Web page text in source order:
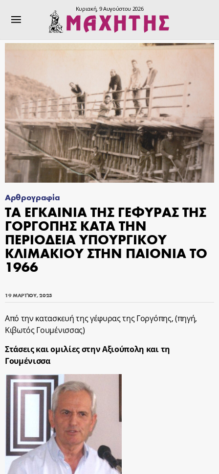
Κυριακή, 9 Αυγούστου 2026
Αρθρογραφία
ΤΑ ΕΓΚΑΙΝΙΑ ΤΗΣ ΓΕΦΥΡΑΣ ΤΗΣ
ΓΟΡΓΟΠΗΣ ΚΑΤΑ ΤΗΝ
ΠΕΡΙΟΔΕΙΑ ΥΠΟΥΡΓΙΚΟΥ
ΚΛΙΜΑΚΙΟΥ ΣΤΗΝ ΠΑΙΟΝΙΑ ΤΟ
1966
19 ΜΑΡΤΊΟΥ, 2025
Από την κατασκευή της γέφυρας της Γοργόπης, (πηγή,
Κιβωτός Γουμένισσας)
Στάσεις και ομιλίες στην Αξιούπολη και τη
Γουμένισσα